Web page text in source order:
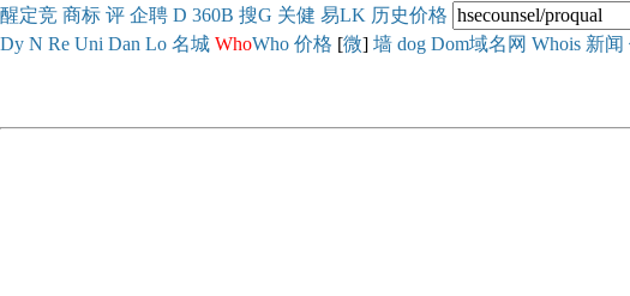
醒定竞 商标 评 企聘 D 360B 搜G 关健 易LK 历史价格
Dy N Re Uni Dan Lo 名城 WhoWho 价格 [微] 墙 dog Dom域名网 Whois 新闻